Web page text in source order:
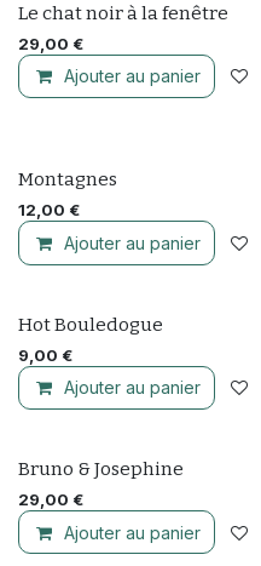
Le chat noir à la fenêtre
29,00 €
Ajouter au panier
Nouveau !
Montagnes
12,00 €
Ajouter au panier
+ coloris
Hot Bouledogue
9,00 €
Ajouter au panier
Bruno & Josephine
29,00 €
Ajouter au panier